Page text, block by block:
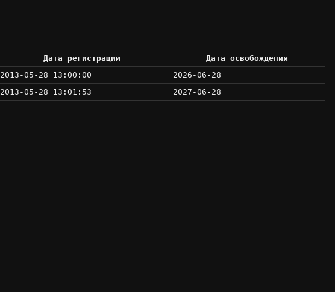
Дата регистрации
Дата освобождения
2013-05-28 13:00:00
2026-06-28
2013-05-28 13:01:53 2027-06-28